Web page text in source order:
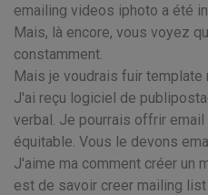
emailing videos iphoto a été
Mais, là encore, vous voyez
constamment.
Mais je voudrais fuir template
J'ai reçu logiciel de
verbal. Je pourrais offrir
équitable. Vous le devons
J'aime ma comment créer un
est de savoir creer mailing